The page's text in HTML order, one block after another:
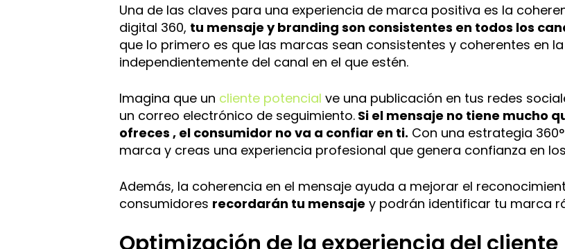
Una de las claves para una experiencia de marca positiva es la
digital 360, tu mensaje y branding son consistentes en todos los
que lo primero es que las marcas sean consistentes y coherentes en
independientemente del canal en el que estén.
Imagina que un cliente potencial ve una publicación en tus redes
un correo electrónico de seguimiento. Si el mensaje no tiene mucho
ofreces , el consumidor no va a confiar en ti. Con una estrategia
marca y creas una experiencia profesional que genera confianza en
Además, la coherencia en el mensaje ayuda a mejorar el
consumidores recordarán tu mensaje y podrán identificar tu marca
Optimización de la experiencia del cliente